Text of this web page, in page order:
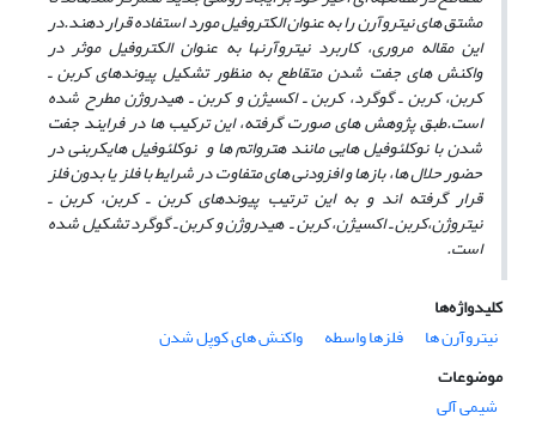
مشتق ­های نیتروآرن رابه عنوان الکتروفیل مورد استفاده قرار دهند.در
این مقاله مروری، کاربرد نیتروآرنها به عنوان الکتروفیل موثر در
واکنش ­هایجفت شدن متقاطعبه منظور تشکیل پیوندهای کربن ـ
کربن، کربن ـ گوگرد، کربن ـ اکسیژن و کربن ـ هیدروژن مطرح شده
است.طبق پژوهش های صورت گرفته، این ترکیب­ ها در فرایند جفت
شدن با نوکلئوفیل هایی مانند هترواتم ها و نوکلئوفیل هایکربنی در
حضور حلال ها، بازها و افزودنی های متفاوت در شرایط با فلز یا بدون فلز
قرار گرفته­ اند و به این ترتیب پیوندهای کربن ـ کربن، کربن ـ
نیتروژن،کربن ـ اکسیژن، کربن ـ هیدروژن و کربن ـ گوگرد تشکیل شده
است.
کلیدواژه‌ها
نیتروآرن ها
فلزها واسطه
واکنش های کوپل شدن
موضوعات
شیمی آلی